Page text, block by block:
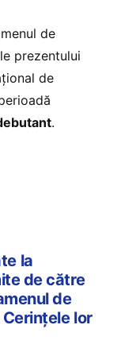
de
prezentului
de
.
la
de către
de
lor